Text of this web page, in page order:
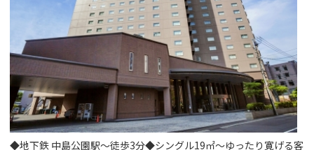
◆地下鉄 中島公園駅～徒歩3分◆シングル19㎡～ゆったり寛げる客